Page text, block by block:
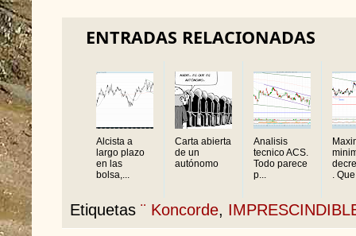
ENTRADAS RELACIONADAS
Alcista a
largo plazo
en las
bolsa,...
Carta abierta
de un
autónomo
Analisis
tecnico ACS.
Todo parece
p...
.
Etiquetas ¨ Koncorde,